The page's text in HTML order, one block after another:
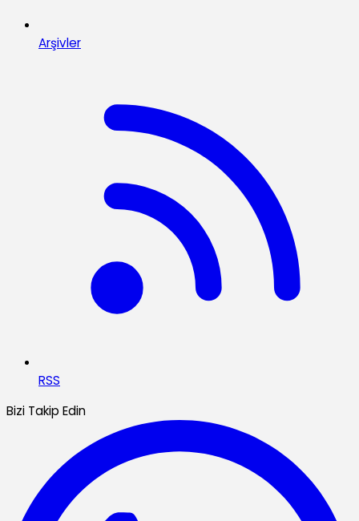
Arşivler
RSS
Bizi Takip Edin